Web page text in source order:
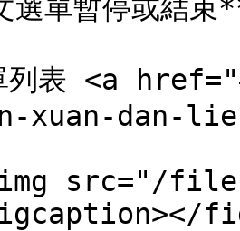
選單暫停或結束
列表 <a
xuan-dan-
src="/